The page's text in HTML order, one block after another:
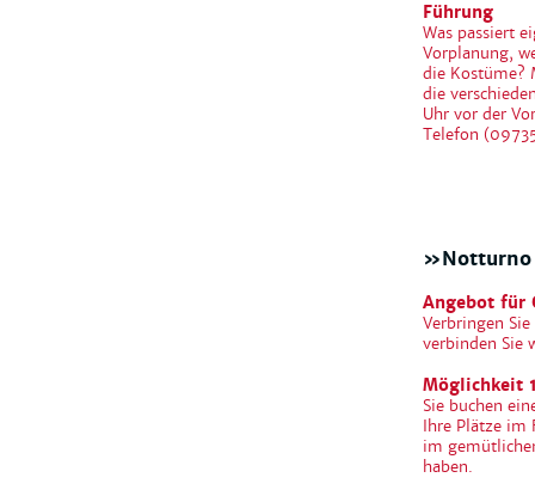
Führung
Was passiert
Vorplanung,
die Kostüme?
die
Uhr vor der
Telefon
»Notturno
Angebot für
Verbringen
verbinden Sie
Möglichkeit
Sie buchen
Ihre Plätze im
im
haben.